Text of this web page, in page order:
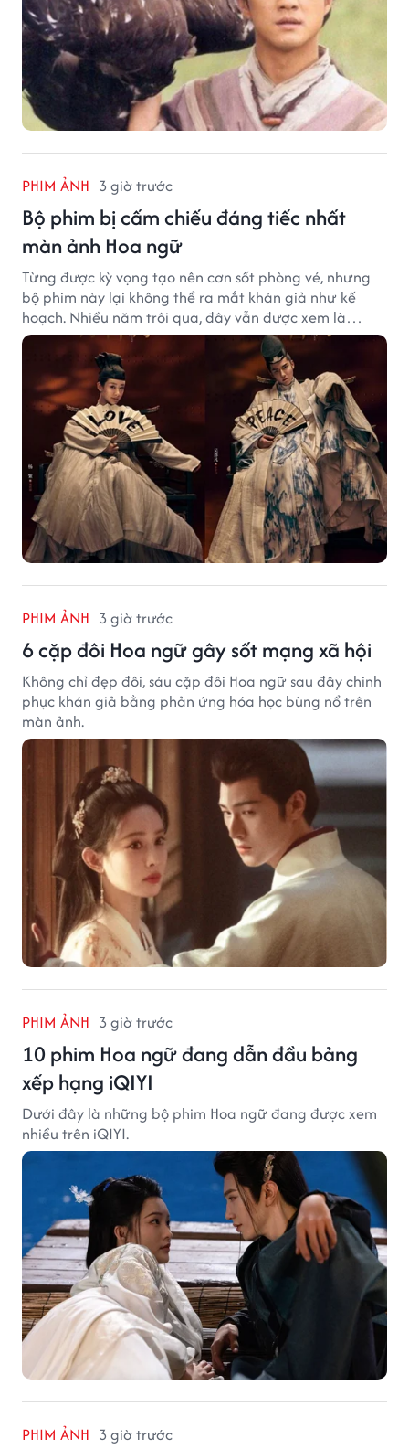
PHIM ẢNH 3 giờ trước
Bộ phim bị cấm chiếu đáng tiếc nhất
màn ảnh Hoa ngữ
Từng được kỳ vọng tạo nên cơn sốt phòng vé, nhưng
bộ phim này lại không thể ra mắt khán giả như kế
hoạch. Nhiều năm trôi qua, đây vẫn được xem là
trường hợp đáng tiếc bậc nhất của màn ảnh Hoa ngữ.
PHIM ẢNH 3 giờ trước
6 cặp đôi Hoa ngữ gây sốt mạng xã hội
Không chỉ đẹp đôi, sáu cặp đôi Hoa ngữ sau đây chinh
phục khán giả bằng phản ứng hóa học bùng nổ trên
màn ảnh.
PHIM ẢNH 3 giờ trước
10 phim Hoa ngữ đang dẫn đầu bảng
xếp hạng iQIYI
Dưới đây là những bộ phim Hoa ngữ đang được xem
nhiều trên iQIYI.
PHIM ẢNH 3 giờ trước